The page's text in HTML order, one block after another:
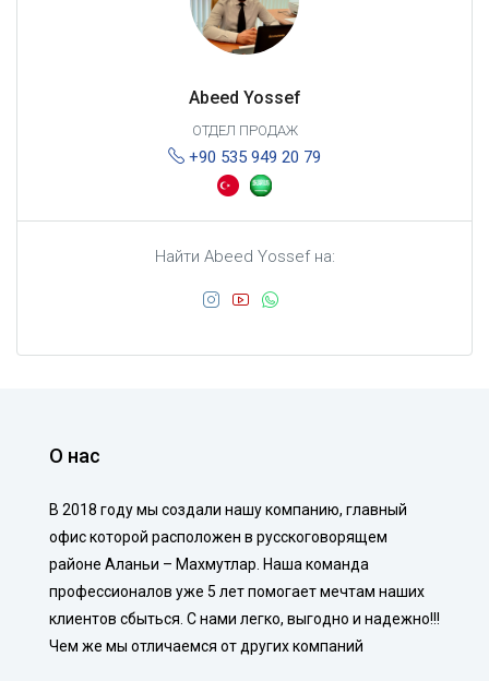
Abeed Yossef
ОТДЕЛ ПРОДАЖ
+90 535 949 20 79
Найти Abeed Yossef на:
О нас
В 2018 году мы создали нашу компанию, главный
офис которой расположен в русскоговорящем
районе Аланьи – Махмутлар. Наша команда
профессионалов уже 5 лет помогает мечтам наших
клиентов сбыться. С нами легко, выгодно и надежно!!!
Чем же мы отличаемся от других компаний